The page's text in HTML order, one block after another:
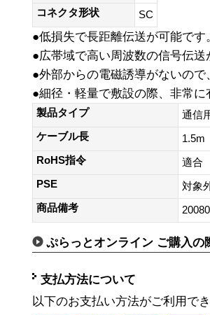
コネクタ形状
SC
●低損失で長距離伝送が可能です
●広帯域で高い周波数の信号伝送
●外部からの電磁誘導がないの
●細径・軽量で敷設の際、非常に
製品タイプ
通信
ケーブル長
1.5m
RoHS指令
適合
PSE
対象
商品備考
ぷらっとオンライン ご購入の
支払方法について
以下のお支払い方法がご利用で